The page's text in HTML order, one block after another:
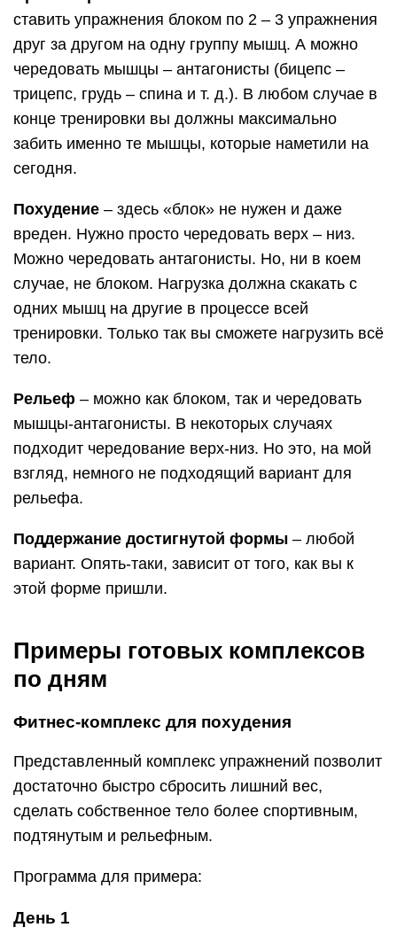
ставить упражнения блоком по 2 – 3 упражнения
друг за другом на одну группу мышц. А можно
чередовать мышцы – антагонисты (бицепс –
трицепс, грудь – спина и т. д.). В любом случае в
конце тренировки вы должны максимально
забить именно те мышцы, которые наметили на
сегодня.
Похудение – здесь «блок» не нужен и даже
вреден. Нужно просто чередовать верх – низ.
Можно чередовать антагонисты. Но, ни в коем
случае, не блоком. Нагрузка должна скакать с
одних мышц на другие в процессе всей
тренировки. Только так вы сможете нагрузить всё
тело.
Рельеф – можно как блоком, так и чередовать
мышцы-антагонисты. В некоторых случаях
подходит чередование верх-низ. Но это, на мой
взгляд, немного не подходящий вариант для
рельефа.
Поддержание достигнутой формы – любой
вариант. Опять-таки, зависит от того, как вы к
этой форме пришли.
Примеры готовых комплексов
по дням
Фитнес-комплекс для похудения
Представленный комплекс упражнений позволит
достаточно быстро сбросить лишний вес,
сделать собственное тело более спортивным,
подтянутым и рельефным.
Программа для примера:
День 1